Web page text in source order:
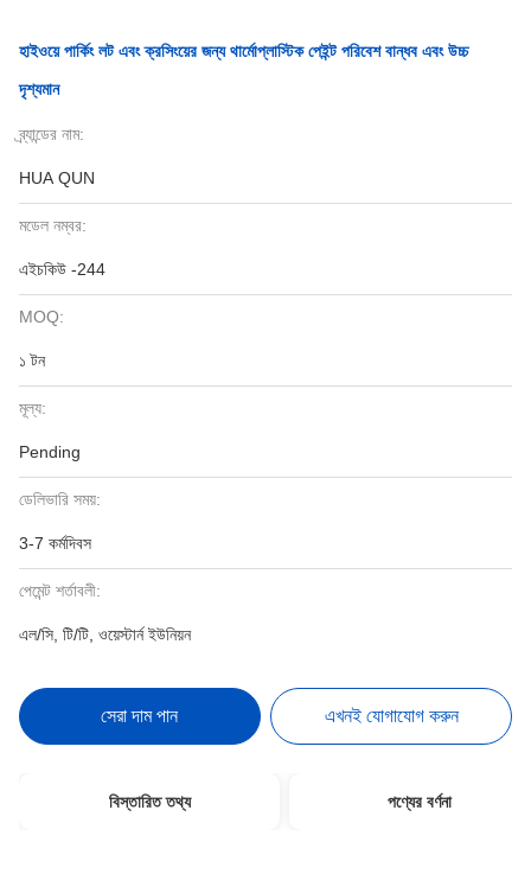
হাইওয়ে পার্কিং লট এবং ক্রসিংয়ের জন্য থার্মোপ্লাস্টিক পেইন্ট পরিবেশ বান্ধব এবং উচ্চ
দৃশ্যমান
ব্র্যান্ডের নাম:
HUA QUN
মডেল নম্বর:
এইচকিউ -244
MOQ:
১ টন
মূল্য:
Pending
ডেলিভারি সময়:
3-7 কর্মদিবস
পেমেন্ট শর্তাবলী:
এল/সি, টি/টি, ওয়েস্টার্ন ইউনিয়ন
সেরা দাম পান এখনই যোগাযোগ করুন
বিস্তারিত তথ্য পণ্যের বর্ণনা